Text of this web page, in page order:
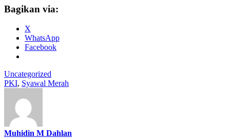
Bagikan via:
X
WhatsApp
Facebook
Uncategorized
PKI, Syawal Merah
Muhidin M Dahlan